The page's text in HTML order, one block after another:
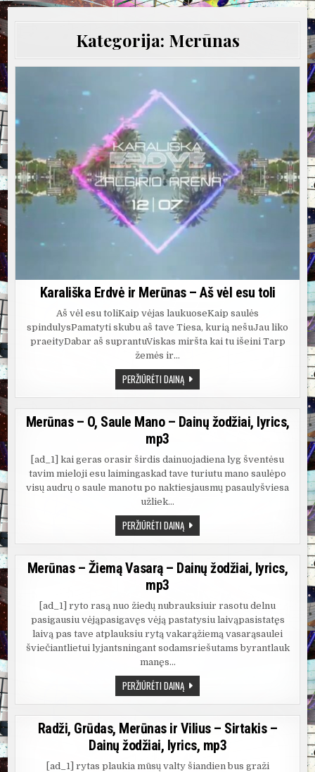
Kategorija: Merūnas
Karališka Erdvė ir Merūnas – Aš vėl esu toli
Aš vėl esu toliKaip vėjas laukuoseKaip saulės
spindulysPamatyti skubu aš tave Tiesa, kurią nešuJau liko
praeityDabar aš suprantuViskas miršta kai tu išeini Tarp
žemės ir…
PERŽIŪRĖTI DAINĄKARALIŠKA
ERDVĖ
IR
–
AŠ
Merūnas – O, Saule Mano – Dainų žodžiai, lyrics,
mp3
[ad_1] kai geras orasir širdis dainuojadiena lyg šventėsu
tavim mieloji esu laimingaskad tave turiutu mano saulėpo
visų audrų o saule manotu po naktiesjausmų pasaulyšviesa
užliek…
PERŽIŪRĖTI DAINĄMERŪNAS
–
O,
MANO
–
DAINŲ
MP3
Merūnas – Žiemą Vasarą – Dainų žodžiai, lyrics,
mp3
[ad_1] ryto rasą nuo žiedų nubrauksiuir rasotu delnu
pasigausiu vėjąpasigavęs vėją pastatysiu laivąpasistatęs
laivą pas tave atplauksiu rytą vakarąžiemą vasarąsaulei
šviečiantlietui lyjantsningant sodamsriešutams byrantlauk
manęs…
PERŽIŪRĖTI DAINĄMERŪNAS
–
ŽIEMĄ
–
DAINŲ
ŽODŽIAI,
LYRICS,
MP3
Radži, Grūdas, Merūnas ir Vilius – Sirtakis –
Dainų žodžiai, lyrics, mp3
[ad_1] rytas plaukia mūsų valty šiandien bus graži